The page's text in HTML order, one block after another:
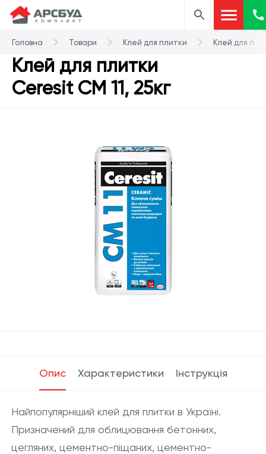
Головна Товари Клей для плитки Клей для
Клей для плитки
Ceresit СМ 11, 25кг
Опис Характеристики Інструкція
Найпопулярніший клей для плитки в Україні.
Призначений для облицювання бетонних,
цегляних, цементно-піщаних, цементно-